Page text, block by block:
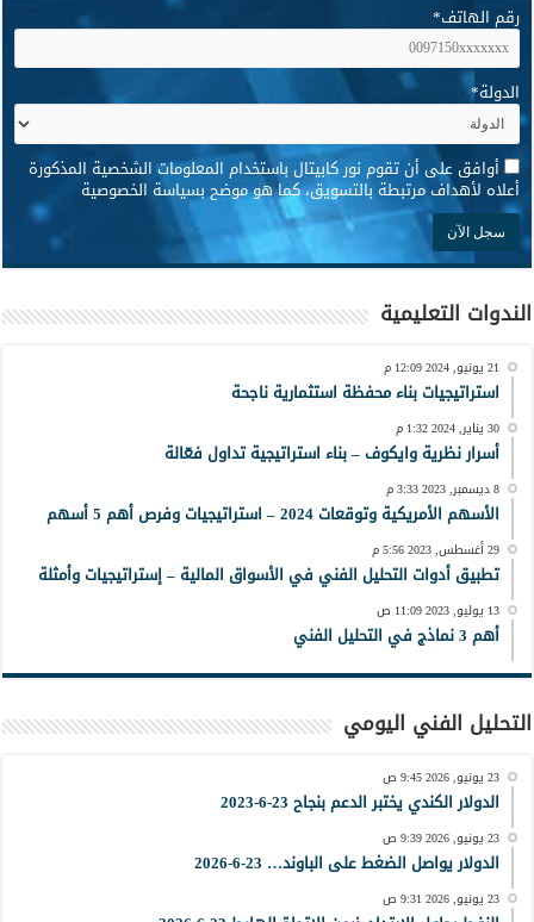
رقم الهاتف*
الدولة*
* أوافق على أن تقوم نور كابيتال باستخدام المعلومات الشخصية المذكورة
أعلاه لأهداف مرتبطة بالتسويق، كما هو موضح بسياسة الخصوصية
الندوات التعليمية
21 يونيو, 2024 12:09 م
استراتيجيات بناء محفظة استثمارية ناجحة
30 يناير, 2024 1:32 م
أسرار نظرية وايكوف – بناء استراتيجية تداول فعّالة
8 ديسمبر, 2023 3:33 م
الأسهم الأمريكية وتوقعات 2024 – استراتيجيات وفرص أهم 5 أسهم
29 أغسطس, 2023 5:56 م
تطبيق أدوات التحليل الفني في الأسواق المالية – إستراتيجيات وأمثلة
13 يوليو, 2023 11:09 ص
أهم 3 نماذج في التحليل الفني
التحليل الفني اليومي
23 يونيو, 2026 9:45 ص
الدولار الكندي يختبر الدعم بنجاح 23-6-2023
23 يونيو, 2026 9:39 ص
الدولار يواصل الضغط على الباوند… 23-6-2026
23 يونيو, 2026 9:31 ص